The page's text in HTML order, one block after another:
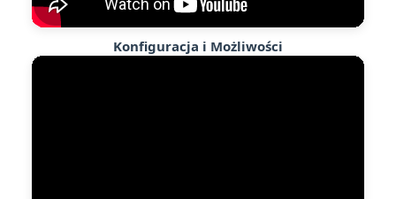
Konfiguracja i Możliwości